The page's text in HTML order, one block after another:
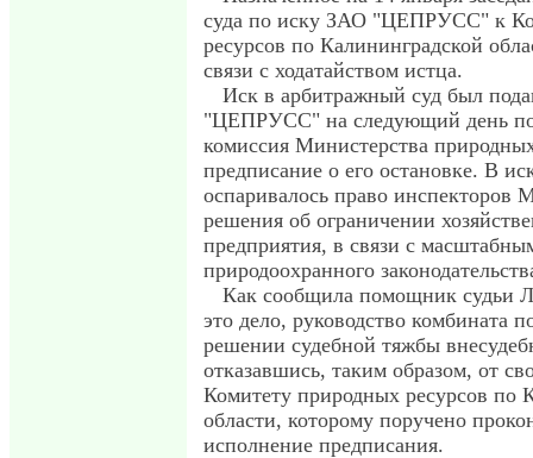
суда по иску ЗАО "ЦЕПРУСС" к
ресурсов по Калининградской
связи с ходатайством истца.
Иск в арбитражный суд был
"ЦЕПРУСС" на следующий день
комиссия Министерства
предписание о его остановке. В
оспаривалось право инспекторов
решения об ограничении
предприятия, в связи с
природоохранного
Как сообщила помощник судьи
это дело, руководство комбината
решении судебной тяжбы
отказавшись, таким образом, от
Комитету природных ресурсов по
области, которому поручено
исполнение предписания.